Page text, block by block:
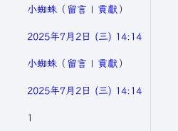
小蜘蛛 （ 留言 | 貢獻 ）
2025年7月2日 (三) 14:14
小蜘蛛 （ 留言 | 貢獻 ）
2025年7月2日 (三) 14:14
1